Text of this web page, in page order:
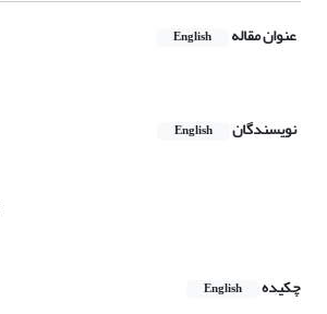
عنوان مقاله English
نویسندگان English
چکیده
English